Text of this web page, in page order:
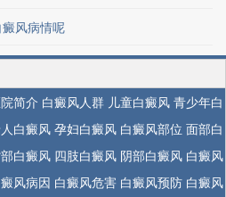
风病情呢
简介 白癜风人群 儿童白癜风 青少年白
白癜风 孕妇白癜风 白癜风部位 面部白
白癜风 四肢白癜风 阴部白癜风 白癜风
风病因 白癜风危害 白癜风预防 白癜风